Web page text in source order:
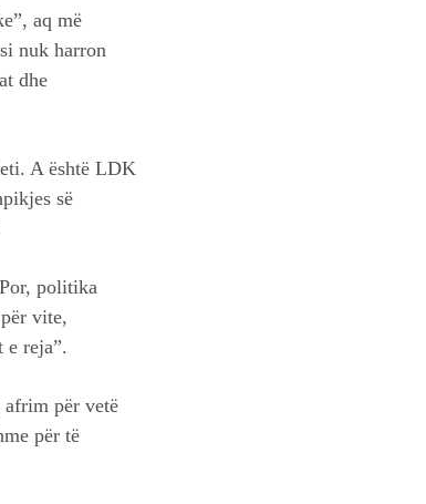
aq më
nuk harron
dhe
A është LDK
së
politika
vite,
e reja”.
afrim për vetë
për të